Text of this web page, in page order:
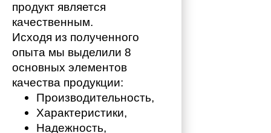
продукт является
качественным.
Исходя из полученного
опыта мы выделили 8
основных элементов
качества продукции:
Производительность,
Характеристики,
Надежность,